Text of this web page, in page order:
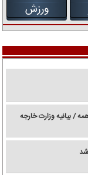
ورزش
/ بیانیه وزارت خارجه
شد